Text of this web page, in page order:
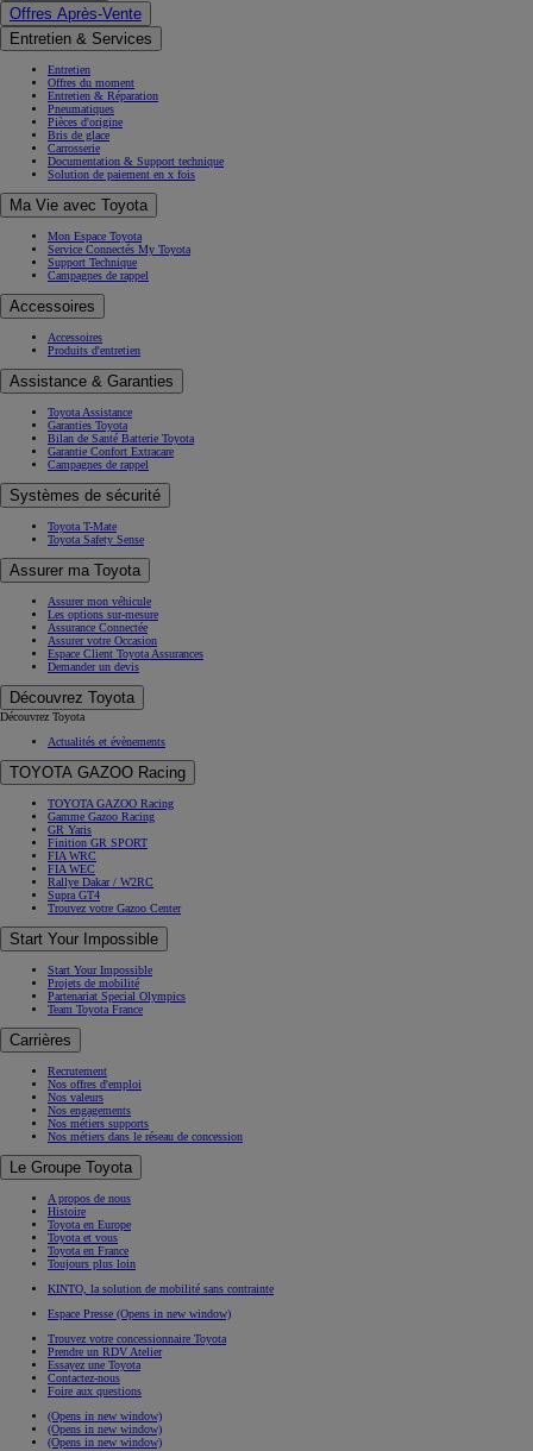
Offres Après-Vente
Entretien & Services
Entretien
Offres du moment
Entretien & Réparation
Pneumatiques
Pièces d'origine
Bris de glace
Carrosserie
Documentation & Support technique
Solution de paiement en x fois
Ma Vie avec Toyota
Mon Espace Toyota
Service Connectés My Toyota
Support Technique
Campagnes de rappel
Accessoires
Accessoires
Produits d'entretien
Assistance & Garanties
Toyota Assistance
Garanties Toyota
Bilan de Santé Batterie Toyota
Garantie Confort Extracare
Campagnes de rappel
Systèmes de sécurité
Toyota T-Mate
Toyota Safety Sense
Assurer ma Toyota
Assurer mon véhicule
Les options sur-mesure
Assurance Connectée
Assurer votre Occasion
Espace Client Toyota Assurances
Demander un devis
Découvrez Toyota
Découvrez Toyota
Actualités et évènements
TOYOTA GAZOO Racing
TOYOTA GAZOO Racing
Gamme Gazoo Racing
GR Yaris
Finition GR SPORT
FIA WRC
FIA WEC
Rallye Dakar / W2RC
Supra GT4
Trouvez votre Gazoo Center
Start Your Impossible
Start Your Impossible
Projets de mobilité
Partenariat Special Olympics
Team Toyota France
Carrières
Recrutement
Nos offres d'emploi
Nos valeurs
Nos engagements
Nos métiers supports
Nos métiers dans le réseau de concession
Le Groupe Toyota
A propos de nous
Histoire
Toyota en Europe
Toyota et vous
Toyota en France
Toujours plus loin
KINTO, la solution de mobilité sans contrainte
Espace Presse (Opens in new window)
Trouvez votre concessionnaire Toyota
Prendre un RDV Atelier
Essayez une Toyota
Contactez-nous
Foire aux questions
(Opens in new window)
(Opens in new window)
(Opens in new window)